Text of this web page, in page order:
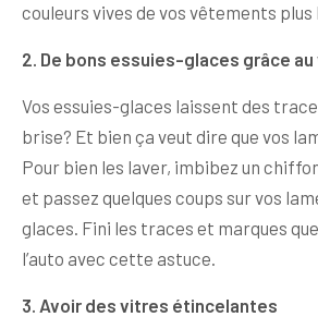
couleurs vives de vos vêtements
2. De bons essuies-glaces grâce
Vos essuies-glaces laissent des
brise? Et bien ça veut dire que vos
Pour bien les laver, imbibez un
et passez quelques coups sur vos
glaces. Fini les traces et marques
l’auto avec cette astuce.
3. Avoir des vitres étincelantes